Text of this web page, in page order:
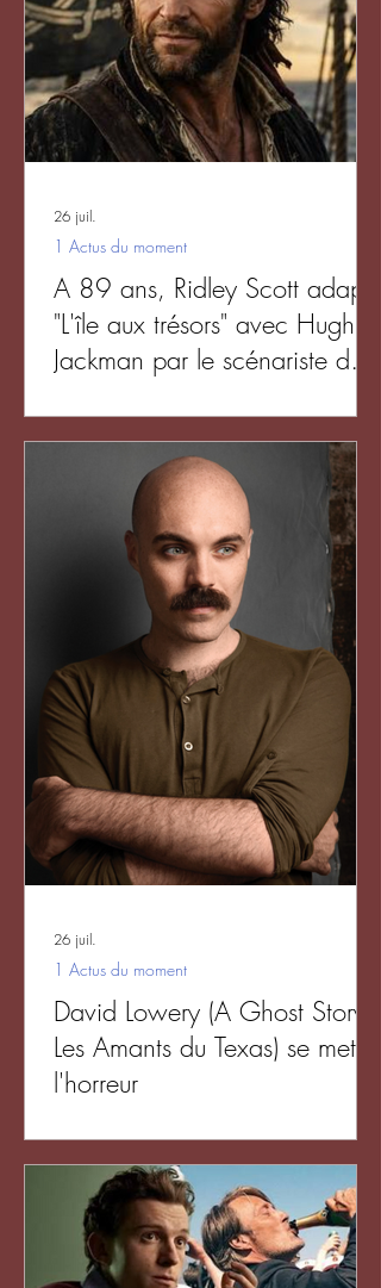
A 89 ans, Ridley Scott adapte
"L'île aux trésors" avec Hugh
Jackman par le scénariste de
1 Actus du moment
26 juil.
David Lowery (A Ghost Story,
Les Amants du Texas) se met à
l'horreur
1 Actus du moment
26 juil.